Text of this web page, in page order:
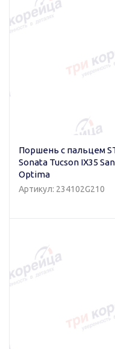
Поршень с пальцем
Sonata Tucson IX35
Optima
Артикул: 234102G210